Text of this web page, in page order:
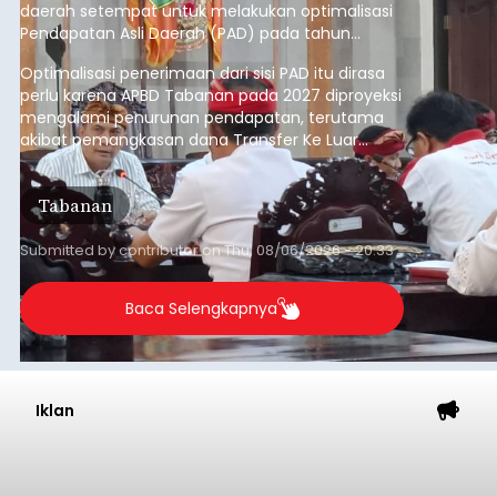
daerah setempat untuk melakukan optimalisasi
Pendapatan Asli Daerah (PAD) pada tahun
anggaran 2027.
Optimalisasi penerimaan dari sisi PAD itu dirasa
perlu karena APBD Tabanan pada 2027 diproyeksi
mengalami penurunan pendapatan, terutama
akibat pemangkasan dana Transfer Ke Luar
Daerah (TKD) dari pemerintah pusat.
Tabanan
Submitted bycontributoronThu, 08/06/2026 - 20:33
Baca Selengkapnya
Iklan